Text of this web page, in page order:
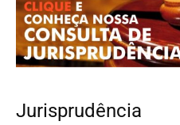
Jurisprudência